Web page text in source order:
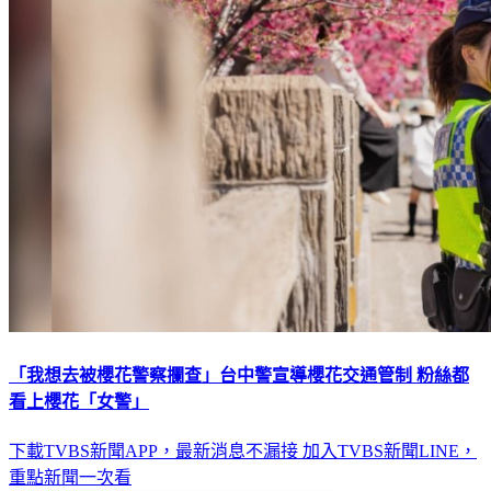
「我想去被櫻花警察攔查」台中警宣導櫻花交通管制 粉絲都
看上櫻花「女警」
下載TVBS新聞APP，最新消息不漏接 加入TVBS新聞LINE，
重點新聞一次看